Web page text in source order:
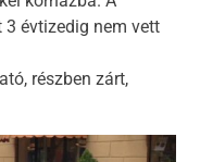
évtizedig nem vett
részben zárt,